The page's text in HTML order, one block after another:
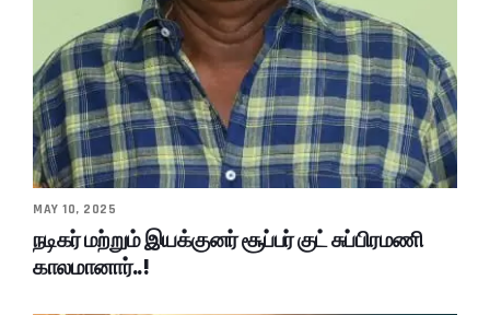
MAY 10, 2025
நடிகர் மற்றும் இயக்குனர் சூப்பர் குட் சுப்பிரமணி
காலமானார்..!